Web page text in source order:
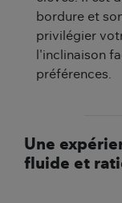
bordure et
privilégier
l'inclinaison
préférences.
Une
fluide et